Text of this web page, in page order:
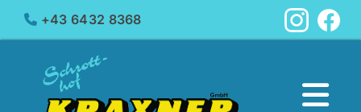
 +43 6432 8368